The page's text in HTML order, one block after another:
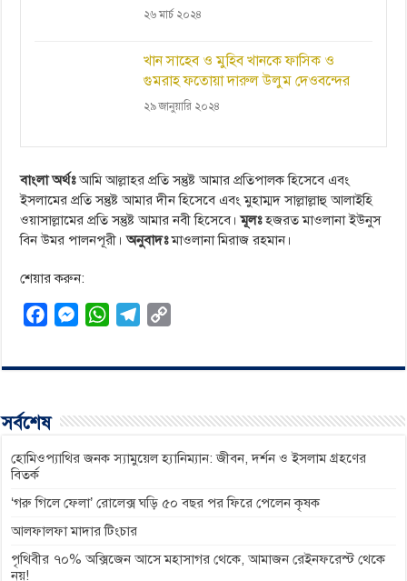
২৬ মার্চ ২০২৪
খান সাহেব ও মুহিব খানকে ফাসিক ও
গুমরাহ ফতোয়া দারুল উলুম দেওবন্দের
২৯ জানুয়ারি ২০২৪
বাংলা অর্থঃআমি আল্লাহর প্রতি সন্তুষ্ট আমার প্রতিপালক হিসেবে এবং
ইসলামের প্রতি সন্তুষ্ট আমার দীন হিসেবে এবং মুহাম্মদ সাল্লাল্লাহু আলাইহি
ওয়াসাল্লামের প্রতি সন্তুষ্ট আমার নবী হিসেবে।মূলঃহজরত মাওলানা ইউনুস
বিন উমর পালনপূরী।অনুবাদঃমাওলানা মিরাজ রহমান।
শেয়ার করুন:
c
o
o
M
s
g
r
W
a
p
l
a
p
n
সর্বশেষ
হোমিওপ্যাথির জনক স্যামুয়েল হ্যানিম্যান: জীবন, দর্শন ও ইসলাম গ্রহণের
বিতর্ক
‘গরু গিলে ফেলা’ রোলেক্স ঘড়ি ৫০ বছর পর ফিরে পেলেন কৃষক
আলফালফা মাদার টিংচার
পৃথিবীর ৭০% অক্সিজেন আসে মহাসাগর থেকে, আমাজন রেইনফরেস্ট থেকে
নয়!